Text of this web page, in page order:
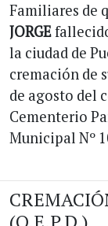
Familiares de
JORGE
la ciudad de
cremación de
de agosto del
Cementerio
Municipal Nº